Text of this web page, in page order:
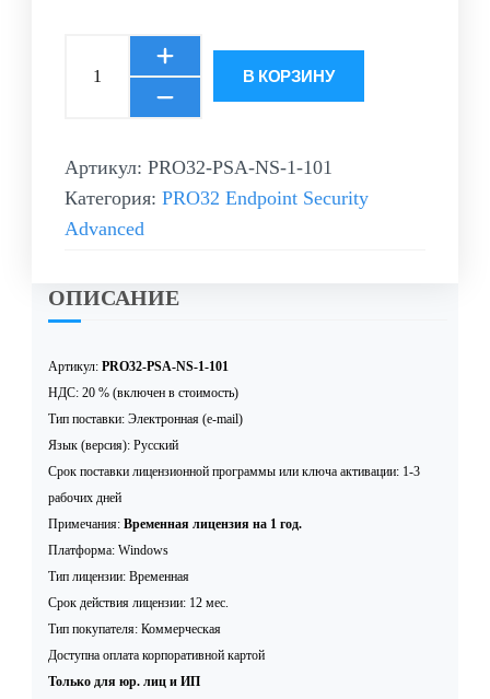
ОПИСАНИЕ
Артикул: PRO32-PSA-NS-1-101
НДС: 20 % (включен в стоимость)
Тип поставки: Электронная (e-mail)
Язык (версия): Русский
Срок поставки лицензионной программы или ключа активации: 1-3
рабочих дней
Примечания: Временная лицензия на 1 год.
Платформа: Windows
Тип лицензии: Временная
Срок действия лицензии: 12 мес.
Тип покупателя: Коммерческая
Доступна оплата корпоративной картой
Только для юр. лиц и ИП
В КОРЗИНУ
Артикул: PRO32-PSA-NS-1-101
Категория: PRO32 Endpoint Security
Advanced